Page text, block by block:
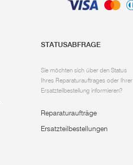
STATUSABFRAGE
Sie möchten sich über den Status
Ihres Reparaturauftrages oder Ihrer
Ersatzteilbestellung informieren?
Reparaturaufträge
Ersatzteilbestellungen